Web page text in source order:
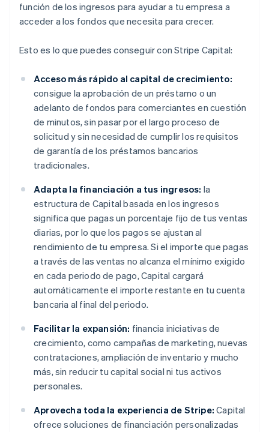
función de los ingresos para ayudar a tu empresa a
acceder a los fondos que necesita para crecer.
Esto es lo que puedes conseguir con Stripe Capital:
Acceso más rápido al capital de crecimiento:
consigue la aprobación de un préstamo o un
adelanto de fondos para comerciantes en cuestión
de minutos, sin pasar por el largo proceso de
solicitud y sin necesidad de cumplir los requisitos
de garantía de los préstamos bancarios
tradicionales.
Adapta la financiación a tus ingresos: la
estructura de Capital basada en los ingresos
significa que pagas un porcentaje fijo de tus ventas
diarias, por lo que los pagos se ajustan al
rendimiento de tu empresa. Si el importe que pagas
a través de las ventas no alcanza el mínimo exigido
en cada periodo de pago, Capital cargará
automáticamente el importe restante en tu cuenta
bancaria al final del periodo.
Facilitar la expansión: financia iniciativas de
crecimiento, como campañas de marketing, nuevas
contrataciones, ampliación de inventario y mucho
más, sin reducir tu capital social ni tus activos
personales.
Aprovecha toda la experiencia de Stripe: Capital
ofrece soluciones de financiación personalizadas